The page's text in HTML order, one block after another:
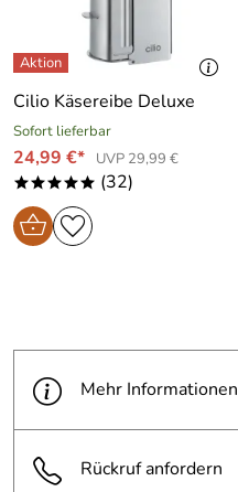
Cilio Käsereibe Deluxe
Sofort lieferbar
24,99 €* UVP 29,99 €
***** (32)
Mehr Informationen
Rückruf anfordern